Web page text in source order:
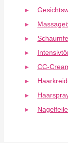
CC-
Nagelfeile